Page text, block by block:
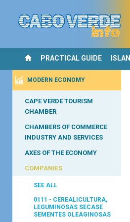
PRACTICAL GUIDE
MODERN ECONOMY
CAPE VERDE TOURISM
CHAMBER
CHAMBERS OF COMMERCE
INDUSTRY AND SERVICES
AXES OF THE ECONOMY
COMPANIES
SEE ALL
0111 - CEREALICULTURA,
LEGUMINOSAS SECASE
SEMENTES OLEAGINOSAS